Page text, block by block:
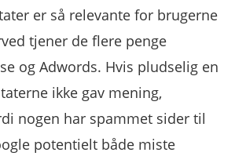
er så relevante for brugerne
tjener de flere penge
og Adwords. Hvis pludselig en
ikke gav mening,
nogen har spammet sider til
potentielt både miste